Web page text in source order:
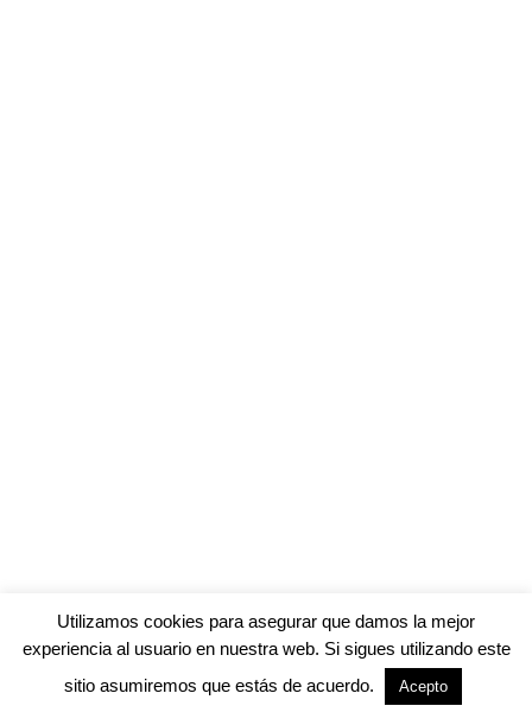
Utilizamos cookies para asegurar que damos la mejor
experiencia al usuario en nuestra web. Si sigues utilizando este
sitio asumiremos que estás de acuerdo.
Acepto